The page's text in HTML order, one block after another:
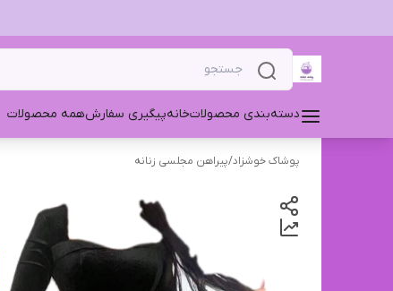
دسته‌بندی محصولاتخانهپیگیری سفارشهمه محصولات
پوشاک خوشزاد/پیراهن مجلسی زنانه ‌